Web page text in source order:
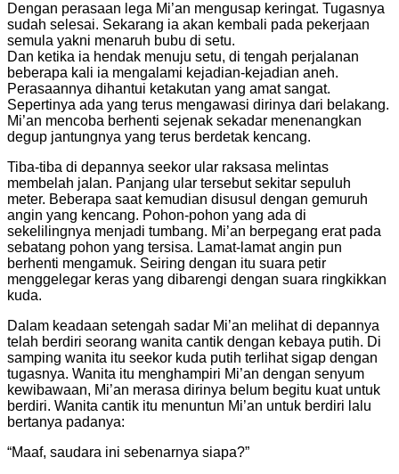
Dengan perasaan lega Mi’an mengusap keringat. Tugasnya
sudah selesai. Sekarang ia akan kembali pada pekerjaan
semula yakni menaruh bubu di setu.
Dan ketika ia hendak menuju setu, di tengah perjalanan
beberapa kali ia mengalami kejadian-kejadian aneh.
Perasaannya dihantui ketakutan yang amat sangat.
Sepertinya ada yang terus mengawasi dirinya dari belakang.
Mi’an mencoba berhenti sejenak sekadar menenangkan
degup jantungnya yang terus berdetak kencang.
Tiba-tiba di depannya seekor ular raksasa melintas
membelah jalan. Panjang ular tersebut sekitar sepuluh
meter. Beberapa saat kemudian disusul dengan gemuruh
angin yang kencang. Pohon-pohon yang ada di
sekelilingnya menjadi tumbang. Mi’an berpegang erat pada
sebatang pohon yang tersisa. Lamat-lamat angin pun
berhenti mengamuk. Seiring dengan itu suara petir
menggelegar keras yang dibarengi dengan suara ringkikkan
kuda.
Dalam keadaan setengah sadar Mi’an melihat di depannya
telah berdiri seorang wanita cantik dengan kebaya putih. Di
samping wanita itu seekor kuda putih terlihat sigap dengan
tugasnya. Wanita itu menghampiri Mi’an dengan senyum
kewibawaan, Mi’an merasa dirinya belum begitu kuat untuk
berdiri. Wanita cantik itu menuntun Mi’an untuk berdiri lalu
bertanya padanya:
“Maaf, saudara ini sebenarnya siapa?”